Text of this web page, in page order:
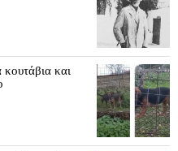
και